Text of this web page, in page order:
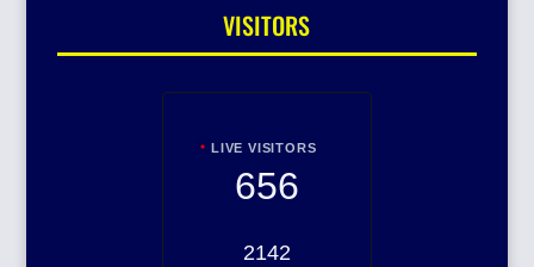
VISITORS
LIVE VISITORS
656
2142